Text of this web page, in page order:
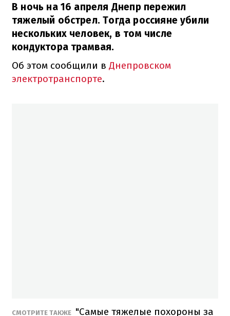
В ночь на 16 апреля Днепр пережил
тяжелый обстрел. Тогда россияне убили
нескольких человек, в том числе
кондуктора трамвая.
Об этом сообщили в Днепровском
электротранспорте.
СМОТРИТЕ ТАКЖЕ "Самые тяжелые похороны за